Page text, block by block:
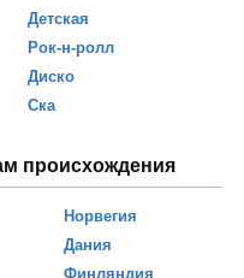
Детская
Рок-н-ролл
Диско
Ска
происхождения
Норвегия
Дания
Финляндия